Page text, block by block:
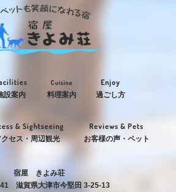
設案内
Cuisine
料理案内
Enjoy
過ごし方
& Sightseeing
クセス・周辺観光
Reviews & Pets
お客様の声・ペット
宿屋 きよみ荘
滋賀県大津市今堅田 3-25-13